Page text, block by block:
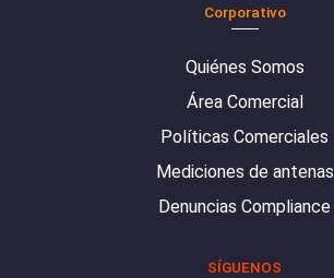
Corporativo
Quiénes Somos
Área Comercial
Políticas Comerciales
Mediciones de antenas
Denuncias Compliance
SÍGUENOS